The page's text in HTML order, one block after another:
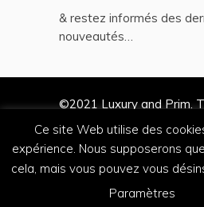
& restez informés des
nouveautés…
©2021 Luxury and Prim.
réservés
bySalt &
Ce site Web utilise des
expérience. Nous supposerons
cela, mais vous pouvez vous
Paramètres